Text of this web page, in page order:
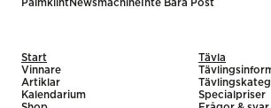
PalmklintNewsmachine Inte Bara Post
Start
Vinnare
Artiklar
Kalendarium
Tävla
Specialpriser